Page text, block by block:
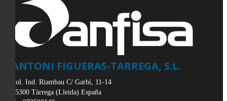
ANTONI FIGUERAS-TARREGA, S.L.
Pol. Ind. Riambau C/ Garbí, 11-14
25300 Tàrrega (Lleida) España